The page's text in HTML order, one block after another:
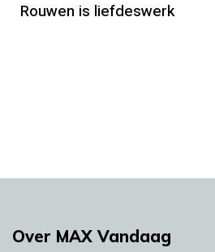
Rouwen is liefdeswerk
Over MAX Vandaag